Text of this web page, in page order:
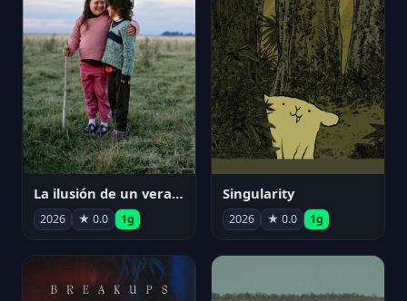
La ilusión de un verano sin fin
2026 ★ 0.0 1g
Singularity
2026 ★ 0.0 1g